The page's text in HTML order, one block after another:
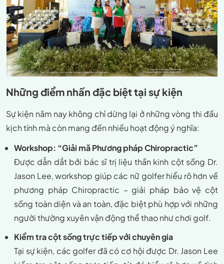
Những điểm nhấn đặc biệt tại sự kiện
Sự kiện năm nay không chỉ dừng lại ở những vòng thi đấu
kịch tính mà còn mang đến nhiều hoạt động ý nghĩa:
Workshop: “Giải mã Phương pháp Chiropractic”
Được dẫn dắt bởi bác sĩ trị liệu thần kinh cột sống Dr.
Jason Lee, workshop giúp các nữ golfer hiểu rõ hơn về
phương pháp Chiropractic – giải pháp bảo vệ cột
sống toàn diện và an toàn, đặc biệt phù hợp với những
người thường xuyên vận động thể thao như chơi golf.
Kiểm tra cột sống trực tiếp với chuyên gia
Tại sự kiện, các golfer đã có cơ hội được Dr. Jason Lee